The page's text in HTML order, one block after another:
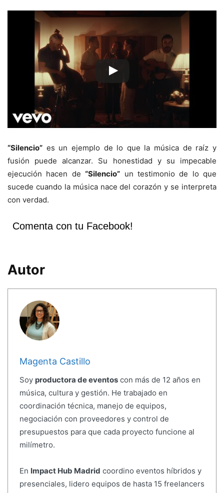
“Silencio” es un ejemplo de lo que la música de raíz y
fusión puede alcanzar. Su honestidad y su impecable
ejecución hacen de“Silencio” un testimonio de lo que
sucede cuando la música nace del corazón y se interpreta
con verdad.
Comenta con tu Facebook!
Autor
Magenta Castillo
Soy productora de eventoscon más de 12 años en
música, cultura y gestión. He trabajado en
coordinación técnica, manejo de equipos,
negociación con proveedores y control de
presupuestos para que cada proyecto funcione al
milímetro.
En Impact Hub Madrid coordino eventos híbridos y
presenciales, lidero equipos de hasta 15 freelancers